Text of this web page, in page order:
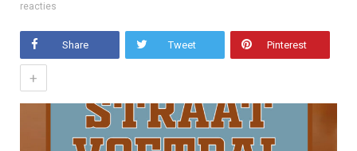
reacties
Share Tweet Pinterest
+